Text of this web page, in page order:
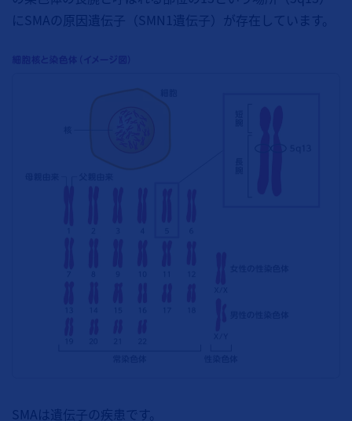
にSMAの原因遺伝子（SMN1遺伝子）が存在しています。
SMAは遺伝子の疾患です。